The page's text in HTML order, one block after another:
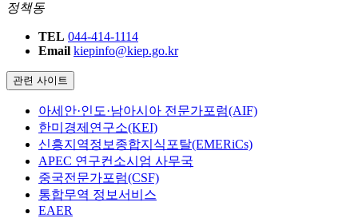
정책동
TEL 044-414-1114
Email kiepinfo@kiep.go.kr
관련 사이트
아세안·인도·남아시아 전문가포럼(AIF)
한미경제연구소(KEI)
신흥지역정보종합지식포탈(EMERiCs)
APEC 연구컨소시엄 사무국
중국전문가포럼(CSF)
통합무역 정보서비스
EAER